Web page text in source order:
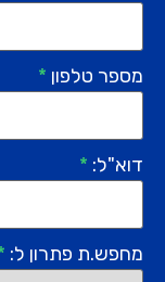
מספר טלפון *
דוא"ל: *
מחפש.ת פתרון ל: